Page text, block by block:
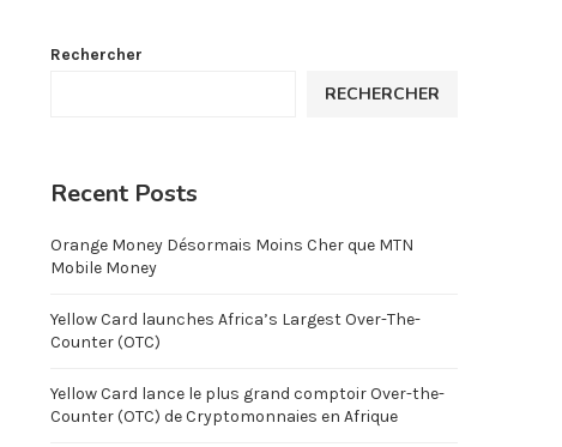
Rechercher
RECHERCHER
Recent Posts
Orange Money Désormais Moins Cher que MTN
Mobile Money
Yellow Card launches Africa’s Largest Over-The-
Counter (OTC)
Yellow Card lance le plus grand comptoir Over-the-
Counter (OTC) de Cryptomonnaies en Afrique